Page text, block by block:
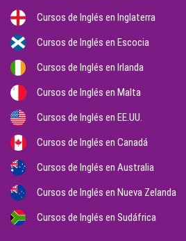
Cursos de Inglés en Inglaterra
Cursos de Inglés en Escocia
Cursos de Inglés en Irlanda
Cursos de Inglés en Malta
Cursos de Inglés en EE.UU.
Cursos de Inglés en Canadá
Cursos de Inglés en Australia
Cursos de Inglés en Nueva Zelanda
Cursos de Inglés en Sudáfrica